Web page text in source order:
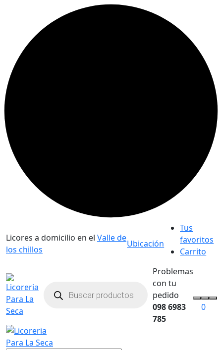
Licores a domicilio en el Valle de
los chillos
Ubicación
Tus
favoritos
Carrito
Problemas
con tu
pedido
098 6983
785
0